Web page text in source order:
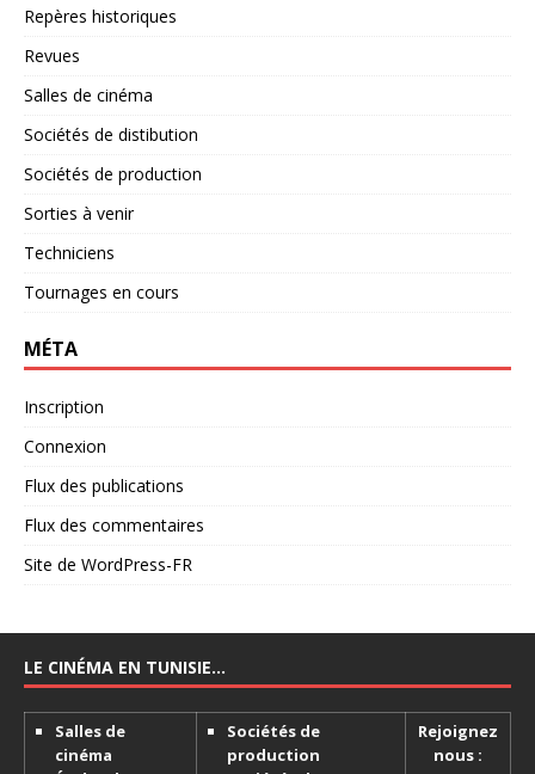
Repères historiques
Revues
Salles de cinéma
Sociétés de distibution
Sociétés de production
Sorties à venir
Techniciens
Tournages en cours
MÉTA
Inscription
Connexion
Flux des publications
Flux des commentaires
Site de WordPress-FR
LE CINÉMA EN TUNISIE…
Salles de
cinéma
Sociétés de
production
Rejoignez
nous :